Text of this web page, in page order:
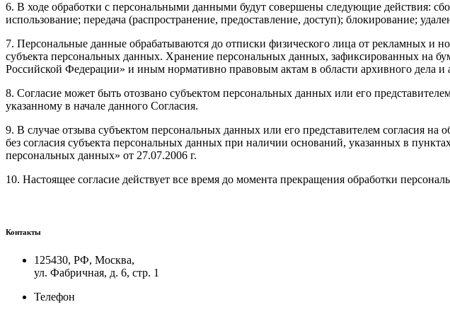
6. В ходе обработки с персональными данными будут совершены следующие действия:
использование; передача (распространение, предоставление, доступ); блокирование;
7. Персональные данные обрабатываются до отписки физического лица от рекламных и
субъекта персональных данных. Хранение персональных данных, зафиксированных на
Российской Федерации» и иным нормативно правовым актам в области архивного дела и
8. Согласие может быть отозвано субъектом персональных данных или его
указанному в начале данного Согласия.
9. В случае отзыва субъектом персональных данных или его представителем согласия
без согласия субъекта персональных данных при наличии оснований, указанных в
персональных данных» от 27.07.2006 г.
10. Настоящее согласие действует все время до момента прекращения обработки
Контакты
125430, РФ, Москва,
ул. Фабричная, д. 6, стр. 1
Телефон